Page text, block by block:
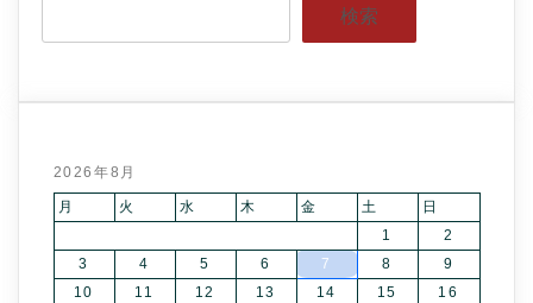
検索
2026年8月
月 火 水 木 金 土
日
1
2
3
4 5 6 7 8
9
10
11 12 13 14 15
16